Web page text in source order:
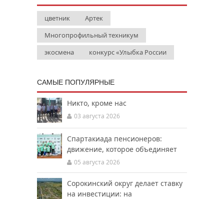
цветник
Артек
Многопрофильный техникум
экосмена
конкурс «Улыбка России
САМЫЕ ПОПУЛЯРНЫЕ
Никто, кроме нас
03 августа 2026
Спартакиада пенсионеров:
движение, которое объединяет
05 августа 2026
Сорокинский округ делает ставку
на инвестиции: на